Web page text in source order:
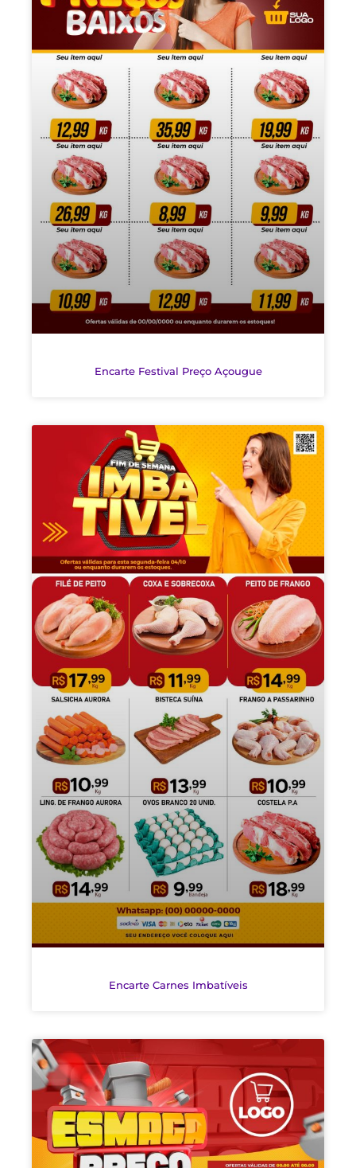
Encarte Festival Preço Açougue
Encarte Carnes Imbatíveis